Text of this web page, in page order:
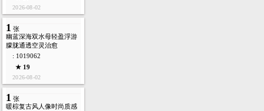
2026-08-02
1 张
幽蓝深海双水母轻盈浮游
朦胧通透空灵治愈
: 1019062
★ 19
2026-08-02
1 张
暖棕复古风人像时尚质感